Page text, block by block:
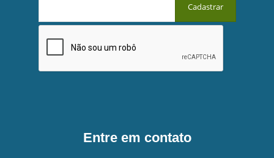
Entre em contato